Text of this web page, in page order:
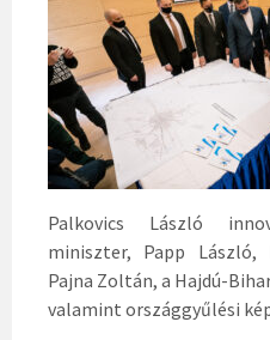
Palkovics László
miniszter, Papp László,
Pajna Zoltán, a Hajdú-
valamint országgyűlési